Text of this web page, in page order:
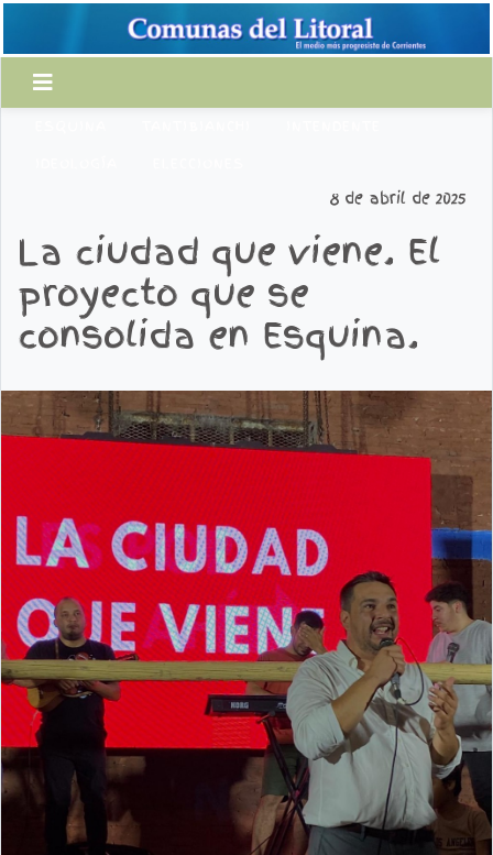
8 de abril de 2025
La ciudad que viene. El
proyecto que se
consolida en Esquina.